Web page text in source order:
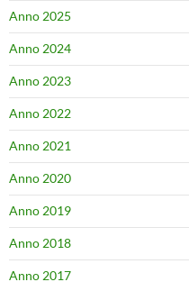
Anno 2025
Anno 2024
Anno 2023
Anno 2022
Anno 2021
Anno 2020
Anno 2019
Anno 2018
Anno 2017